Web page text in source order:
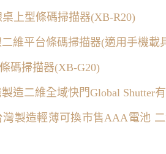
上型條碼掃描器(XB-R20)
二維平台條碼掃描器(適用手機載
碼掃描器(XB-G20)
造二維全域快門Global Shutter
灣製造輕薄可換市售AAA電池